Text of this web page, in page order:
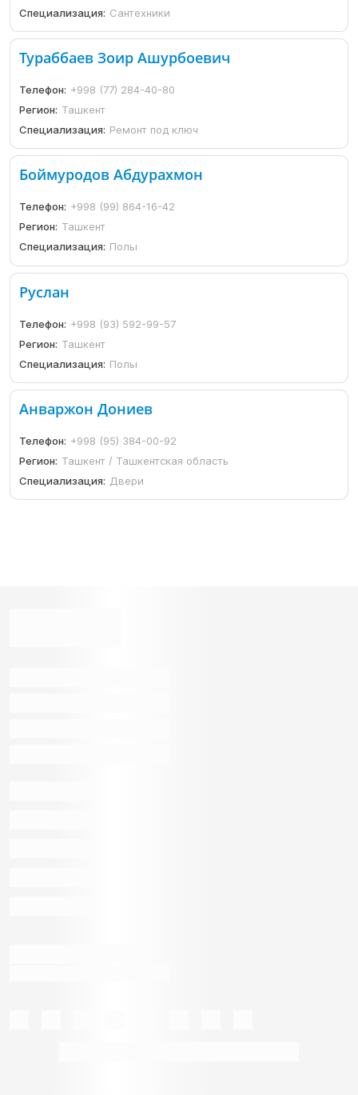
Специализация: Сантехники
Тураббаев Зоир Ашурбоевич
Телефон: +998 (77) 284-40-80
Регион: Ташкент
Специализация: Ремонт под ключ
Боймуродов Абдурахмон
Телефон: +998 (99) 864-16-42
Регион: Ташкент
Специализация: Полы
Руслан
Телефон: +998 (93) 592-99-57
Регион: Ташкент
Специализация: Полы
Анваржон Дониев
Телефон: +998 (95) 384-00-92
Регион: Ташкент / Ташкентская область
Специализация: Двери